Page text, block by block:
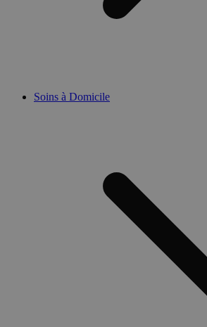
Soins à Domicile